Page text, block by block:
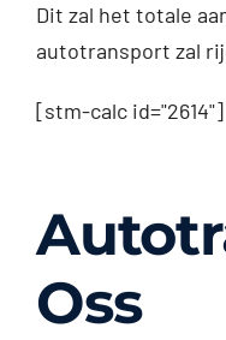
Dit zal het totale
autotransport zal
[stm-calc id="2614"]
Oss